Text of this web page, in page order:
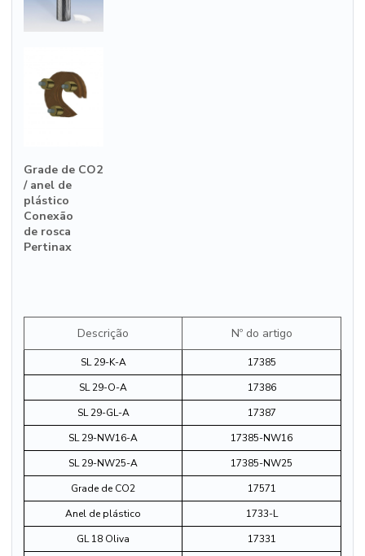
Grade de CO2
/ anel de
plástico
Conexão
de rosca
Pertinax
Descrição Nº do artigo
SL 29-K-A
17385
SL 29-O-A
17386
SL 29-GL-A
17387
SL 29-NW16-A
17385-NW16
SL 29-NW25-A
17385-NW25
Grade de CO2
17571
Anel de plástico
1733-L
GL 18 Oliva
17331